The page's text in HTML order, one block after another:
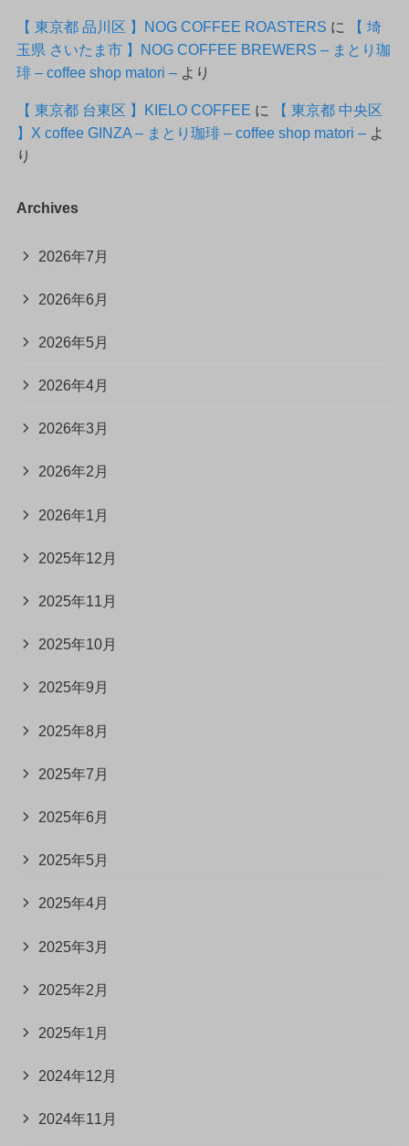
【 東京都 品川区 】NOG COFFEE ROASTERS に
【 埼
玉県 さいたま市 】NOG COFFEE BREWERS – まとり珈
琲 – coffee shop matori –より
【 東京都 台東区 】KIELO COFFEE に
【 東京都 中央区
】X coffee GINZA – まとり珈琲 – coffee shop matori –よ
り
Archives
2026年7月
2026年6月
2026年5月
2026年4月
2026年3月
2026年2月
2026年1月
2025年12月
2025年11月
2025年10月
2025年9月
2025年8月
2025年7月
2025年6月
2025年5月
2025年4月
2025年3月
2025年2月
2025年1月
2024年12月
2024年11月